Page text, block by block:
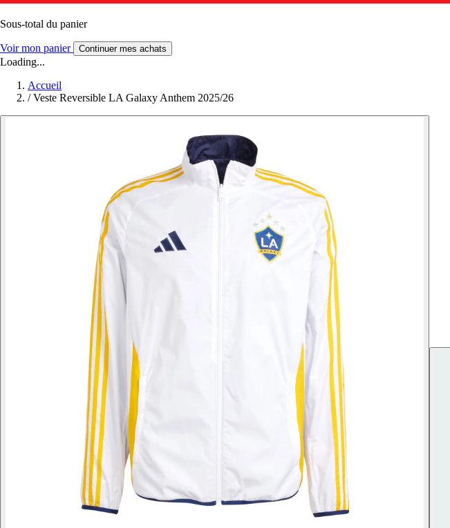
Sous-total du panier
Voir mon panier Continuer mes achats
Loading...
Accueil
/ Veste Reversible LA Galaxy Anthem 2025/26